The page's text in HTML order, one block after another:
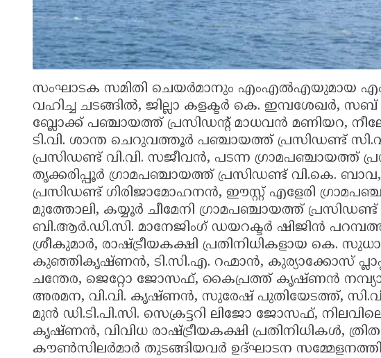
സംഘാടക സമിതി ചെയർമാനും എംഎൽഎയുമായ
വഹിച്ച ചടങ്ങിൽ, ജില്ലാ കളക്ടർ കെ. ഇമ്പശേഖർ, സബ്
ബ്ലോക്ക് പഞ്ചായത്ത് പ്രസിഡന്റ് മാധവൻ മണിയറ,
ടി.വി. ശാന്ത ചെറുവത്തൂർ പഞ്ചായത്ത് പ്രസിഡണ്ട്
പ്രസിഡണ്ട് വി.വി. സജീവൻ, പടന്ന ഗ്രാമപഞ്ചായത്ത്
തൃക്കരിപ്പൂർ ഗ്രാമപഞ്ചായത്ത് പ്രസിഡണ്ട് വി.കെ.
പ്രസിഡണ്ട് ഗിരിജാമോഹനൻ, ഈസ്റ്റ് എളേരി
മുത്തോലി, കയ്യൂർ ചീമേനി ഗ്രാമപഞ്ചായത്ത്
ബി.ആർ.ഡി.സി. മാനേജിംഗ് ഡയറക്ടർ ഷിജിൻ
ശ്രീകുമാർ, രാഷ്ട്രീയകക്ഷി പ്രതിനിധികളായ കെ.
കുഞ്ഞികൃഷ്ണൻ, ടി.സി.എ. റഹ്മാൻ, കുര്യാക്കോസ്
ചന്തേര, ജെറ്റോ ജോസഫ്, കൈപ്രത്ത് കൃഷ്ണൻ
അരമന, വി.വി. കൃഷ്ണൻ, സുരേഷ് പുതിയേടത്ത്,
മുൻ ഡി.ടി.പി.സി. സെക്രട്ടറി ലിജോ ജോസഫ്, നിലവിലെ
കൃഷ്ണൻ, വിവിധ രാഷ്ട്രീയകക്ഷി പ്രതിനിധികൾ,
കൗൺസിലർമാർ തുടങ്ങിയവർ ഉദ്ഘാടന